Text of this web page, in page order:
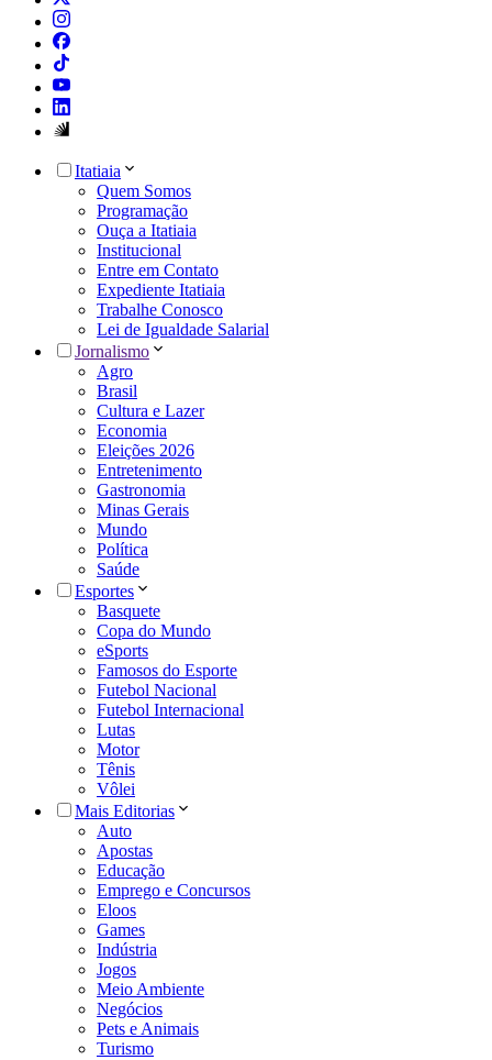
Itatiaia
Quem Somos
Programação
Ouça a Itatiaia
Institucional
Entre em Contato
Expediente Itatiaia
Trabalhe Conosco
Lei de Igualdade Salarial
Jornalismo
Agro
Brasil
Cultura e Lazer
Economia
Eleições 2026
Entretenimento
Gastronomia
Minas Gerais
Mundo
Política
Saúde
Esportes
Basquete
Copa do Mundo
eSports
Famosos do Esporte
Futebol Nacional
Futebol Internacional
Lutas
Motor
Tênis
Vôlei
Mais Editorias
Auto
Apostas
Educação
Emprego e Concursos
Eloos
Games
Indústria
Jogos
Meio Ambiente
Negócios
Pets e Animais
Turismo